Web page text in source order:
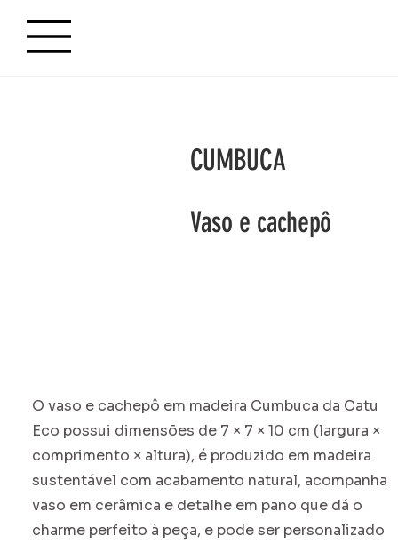
CUMBUCA
Vaso e cachepô
O vaso e cachepô em madeira Cumbuca da Catu
Eco possui dimensões de 7 × 7 × 10 cm (largura ×
comprimento × altura), é produzido em madeira
sustentável com acabamento natural, acompanha
vaso em cerâmica e detalhe em pano que dá o
charme perfeito à peça, e pode ser personalizado